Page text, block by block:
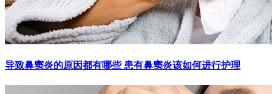
导致鼻窦炎的原因都有哪些 患有鼻窦炎该如何进行护理